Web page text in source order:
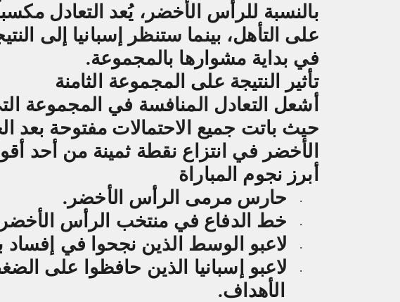
بالنسبة للرأس الأخضر، يُعد التعادل
على التأهل، بينما ستنظر إسبانيا إلى
في بداية مشوارها بالمجموعة.
تأثير النتيجة على المجموعة الثامنة
أشعل التعادل المنافسة في المجموعة
حيث باتت جميع الاحتمالات مفتوحة بعد
الأخضر في انتزاع نقطة ثمينة من أحد
أبرز نجوم المباراة
· حارس مرمى الرأس الأخضر .
· خط الدفاع في منتخب الرأس الأخضر
· لاعبو الوسط الذين نجحوا في إفساد
·
لاعبو إسبانيا الذين حافظوا على
الأهداف.